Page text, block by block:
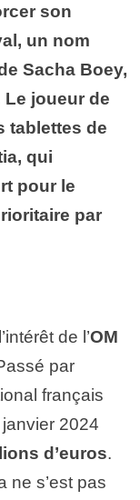
son
un nom
Sacha Boey,
Le joueur de
tablettes de
qui
pour le
par
de l’OM
par
français
2024
d’euros.
ne s’est pas